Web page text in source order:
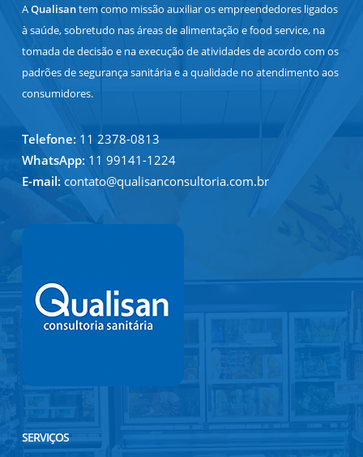
AQualisantem como missão auxiliar os empreendedores ligados
à saúde, sobretudo nas áreas de alimentação e food service, na
tomada de decisão e na execução de atividades de acordo com os
padrões de segurança sanitária e a qualidade no atendimento aos
consumidores.
Telefone:11 2378-0813
WhatsApp:11 99141-1224
E-mail: contato@qualisanconsultoria.com.br
SERVIÇOS